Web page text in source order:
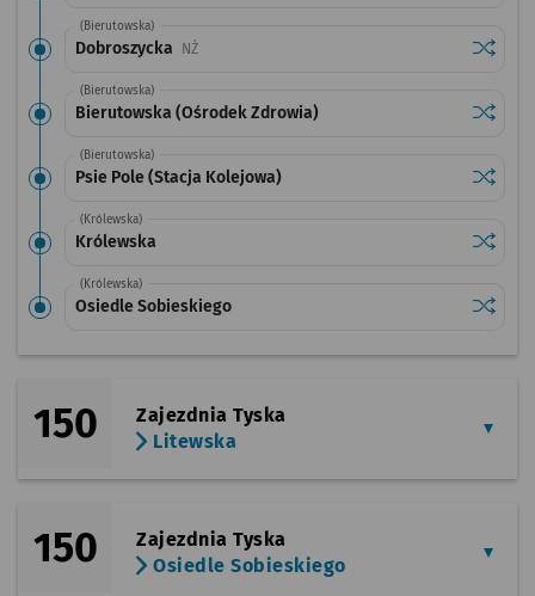
(Bierutowska)
Dobroszycka NŻPrzystanek na życzenie
(Bierutowska)
Bierutowska (Ośrodek Zdrowia)
(Bierutowska)
Psie Pole (Stacja Kolejowa)
(Królewska)
Królewska
(Królewska)
Osiedle Sobieskiego
150
Zajezdnia Tyska
Litewska
150
Zajezdnia Tyska
Osiedle Sobieskiego